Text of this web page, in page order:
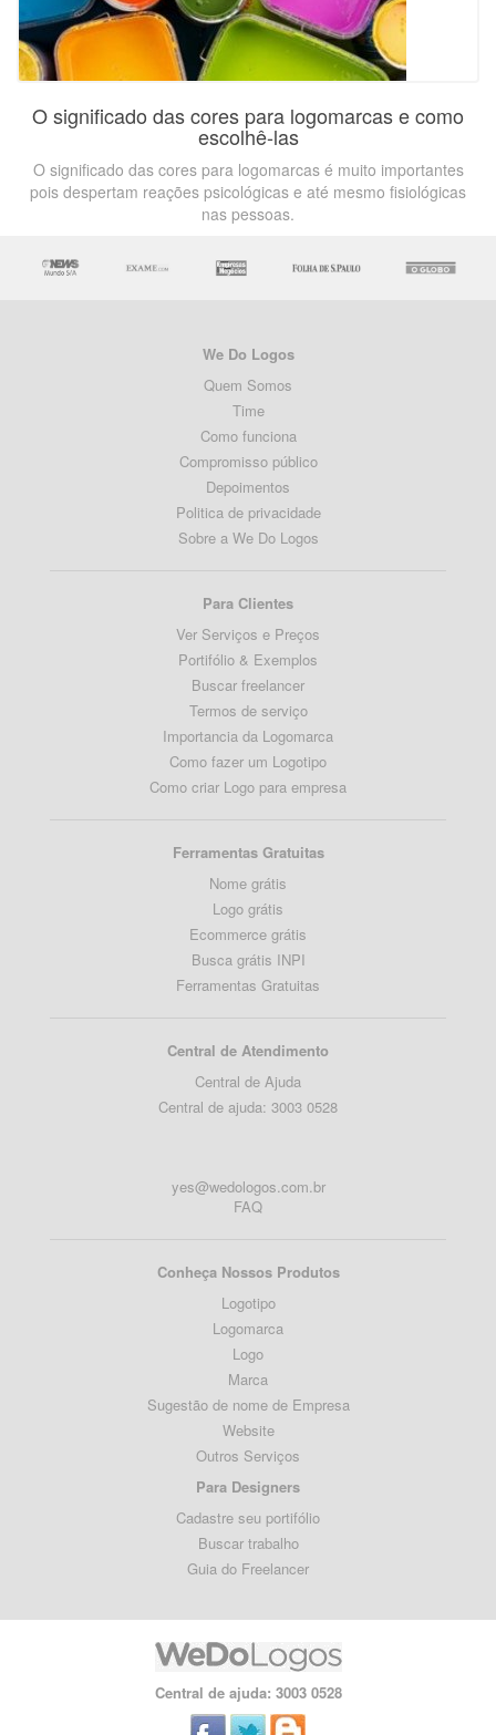
O significado das cores para logomarcas e como
escolhê-las
O significado das cores para logomarcas é muito importantes
pois despertam reações psicológicas e até mesmo fisiológicas
nas pessoas.
We Do Logos
Quem Somos
Time
Como funciona
Compromisso público
Depoimentos
Politica de privacidade
Sobre a We Do Logos
Para Clientes
Ver Serviços e Preços
Portifólio & Exemplos
Buscar freelancer
Termos de serviço
Importancia da Logomarca
Como fazer um Logotipo
Como criar Logo para empresa
Ferramentas Gratuitas
Nome grátis
Logo grátis
Ecommerce grátis
Busca grátis INPI
Ferramentas Gratuitas
Central de Atendimento
Central de Ajuda
Central de ajuda: 3003 0528
yes@wedologos.com.br
FAQ
Conheça Nossos Produtos
Logotipo
Logomarca
Logo
Marca
Sugestão de nome de Empresa
Website
Outros Serviços
Para Designers
Cadastre seu portifólio
Buscar trabalho
Guia do Freelancer
Central de ajuda: 3003 0528